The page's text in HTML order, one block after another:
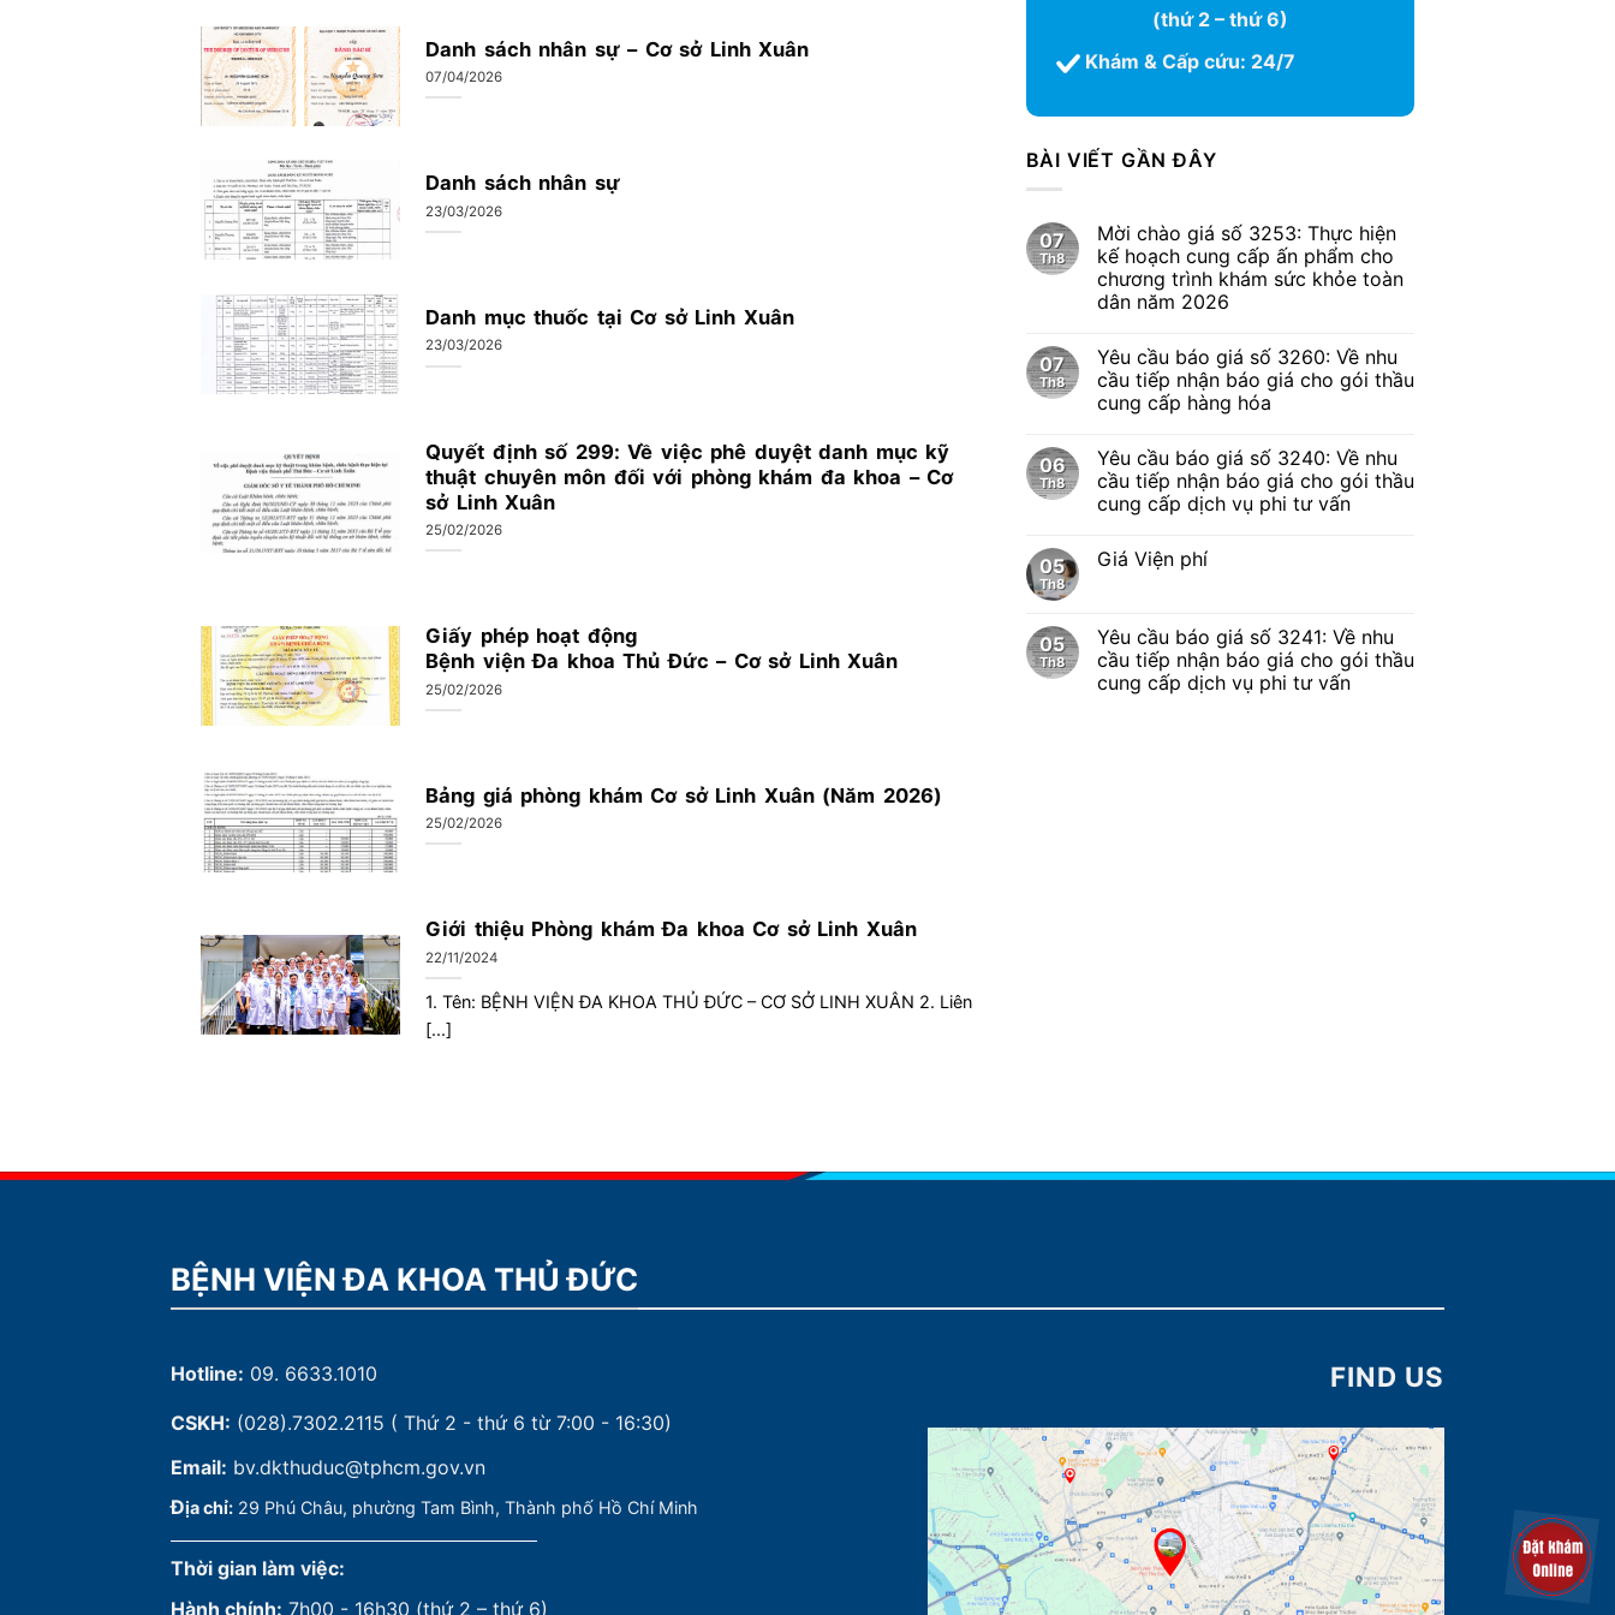
Danh sách nhân sự – Cơ sở Linh Xuân
07/04/2026
Danh sách nhân sự
23/03/2026
Danh mục thuốc tại Cơ sở Linh Xuân
23/03/2026
Quyết định số 299: Về việc phê duyệt danh mục kỹ
thuật chuyên môn đối với phòng khám đa khoa – Cơ
sở Linh Xuân
25/02/2026
Giấy phép hoạt động
Bệnh viện Đa khoa Thủ Đức – Cơ sở Linh Xuân
25/02/2026
Bảng giá phòng khám Cơ sở Linh Xuân (Năm 2026)
25/02/2026
Giới thiệu Phòng khám Đa khoa Cơ sở Linh Xuân
22/11/2024
1. Tên: BỆNH VIỆN ĐA KHOA THỦ ĐỨC – CƠ SỞ LINH XUÂN 2. Liên
[...]
(thứ 2 – thứ 6)
Khám & Cấp cứu: 24/7
BÀI VIẾT GẦN ĐÂY
07
Th8
Mời chào giá số 3253: Thực hiện
kế hoạch cung cấp ấn phẩm cho
chương trình khám sức khỏe toàn
dân năm 2026
07
Th8
Yêu cầu báo giá số 3260: Về nhu
cầu tiếp nhận báo giá cho gói thầu
cung cấp hàng hóa
06
Th8
Yêu cầu báo giá số 3240: Về nhu
cầu tiếp nhận báo giá cho gói thầu
cung cấp dịch vụ phi tư vấn
05
Th8
Giá Viện phí
05
Th8
Yêu cầu báo giá số 3241: Về nhu
cầu tiếp nhận báo giá cho gói thầu
cung cấp dịch vụ phi tư vấn
BỆNH VIỆN ĐA KHOA THỦ ĐỨC
Hotline: 09. 6633.1010
CSKH: (028).7302.2115 ( Thứ 2 - thứ 6 từ 7:00 - 16:30)
Email: bv.dkthuduc@tphcm.gov.vn
Địa chỉ: 29 Phú Châu, phường Tam Bình, Thành phố Hồ Chí Minh
Thời gian làm việc:
Hành chính: 7h00 - 16h30 (thứ 2 – thứ 6)
FIND US